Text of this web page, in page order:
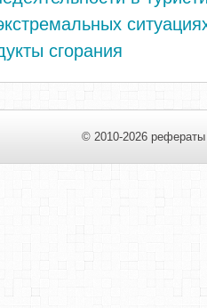
сгорания
© 2010-2026 рефераты